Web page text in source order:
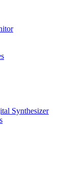
Synthesizer